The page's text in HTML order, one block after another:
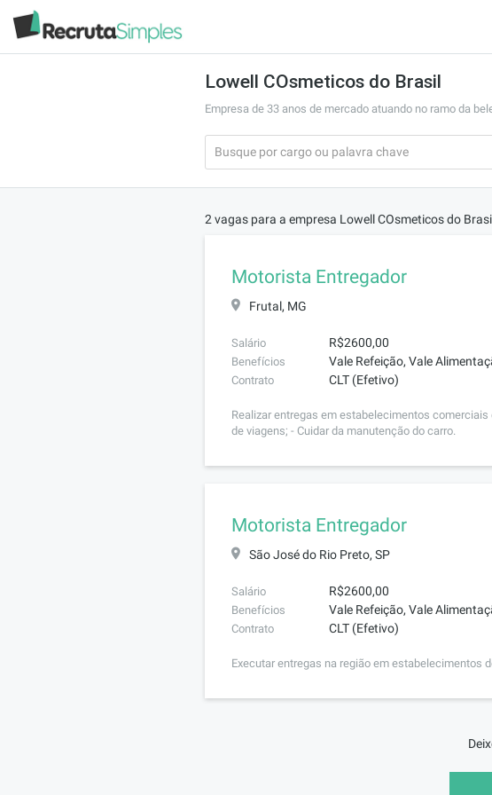
Lowell COsmeticos do Brasil
Empresa de 33 anos de mercado atuando no ramo da
2 vagas para a empresa Lowell COsmeticos do
Motorista Entregador
Frutal, MG
Salário R$2600,00
Benefícios Vale Refeição, Vale
Contrato CLT (Efetivo)
Realizar entregas em estabelecimentos
de viagens; - Cuidar da manutenção do carro.
Motorista Entregador
São José do Rio Preto, SP
Salário R$2600,00
Benefícios Vale Refeição, Vale
Contrato CLT (Efetivo)
Executar entregas na região em estabelecimentos